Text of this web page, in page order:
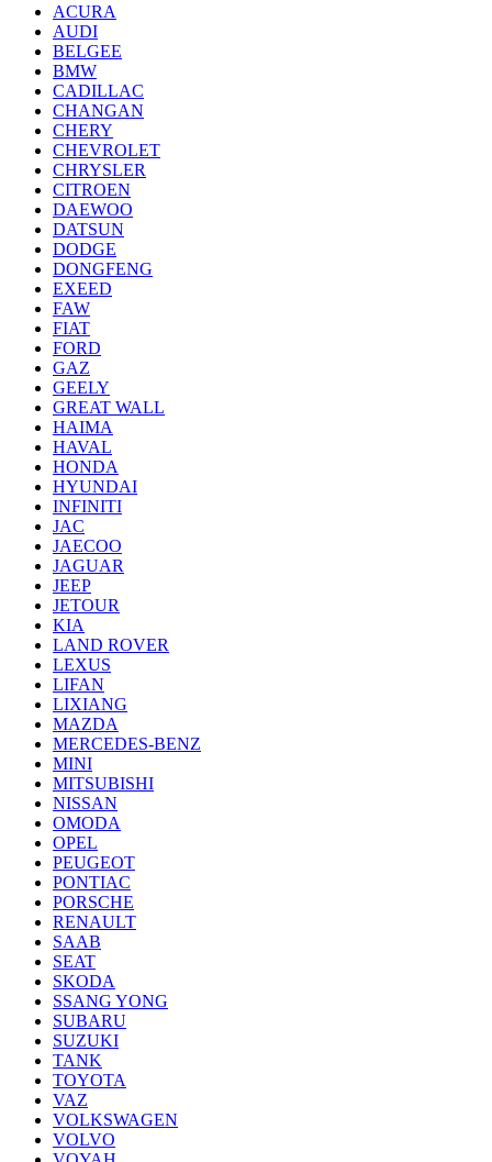
ACURA
AUDI
BELGEE
BMW
CADILLAC
CHANGAN
CHERY
CHEVROLET
CHRYSLER
CITROEN
DAEWOO
DATSUN
DODGE
DONGFENG
EXEED
FAW
FIAT
FORD
GAZ
GEELY
GREAT WALL
HAIMA
HAVAL
HONDA
HYUNDAI
INFINITI
JAC
JAECOO
JAGUAR
JEEP
JETOUR
KIA
LAND ROVER
LEXUS
LIFAN
LIXIANG
MAZDA
MERCEDES-BENZ
MINI
MITSUBISHI
NISSAN
OMODA
OPEL
PEUGEOT
PONTIAC
PORSCHE
RENAULT
SAAB
SEAT
SKODA
SSANG YONG
SUBARU
SUZUKI
TANK
TOYOTA
VAZ
VOLKSWAGEN
VOLVO